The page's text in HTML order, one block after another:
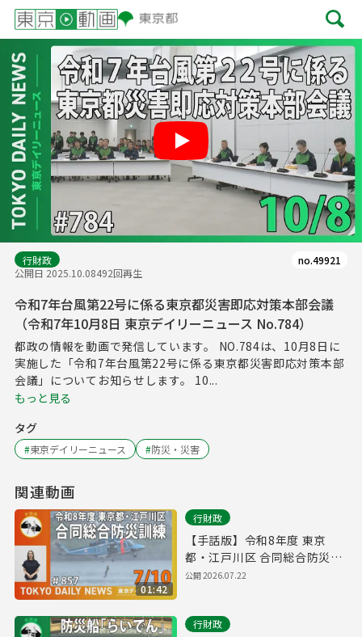
Play
行財政
公開日 2025.10.08492回再生
no.49921
令和7年台風第22号に係る東京都災害即応対策本部会議
（令和7年10月8日 東京デイリーニュース No.784）
都政の情報を動画で発信しています。 NO.784は、10月8日に
実施した「令和7年台風第22号に係る東京都災害即応対策本部
会議」についてお知らせします。 10...
もっと見る
タグ
#東京デイリーニュース #防災・災害
関連動画
01:42
行財政
【手話版】令和8年度 東京
都・江戸川区 合同総合防災訓
練（令和8年7月9日 東京デイ
公開2026.07.22
行財政